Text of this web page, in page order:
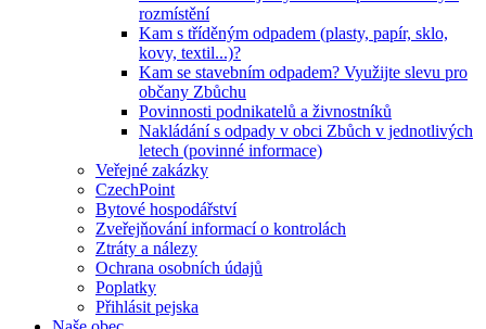
rozmístění
Kam s tříděným odpadem (plasty, papír, sklo,
kovy, textil...)?
Kam se stavebním odpadem? Využijte slevu pro
občany Zbůchu
Povinnosti podnikatelů a živnostníků
Nakládání s odpady v obci Zbůch v jednotlivých
letech (povinné informace)
Veřejné zakázky
CzechPoint
Bytové hospodářství
Zveřejňování informací o kontrolách
Ztráty a nálezy
Ochrana osobních údajů
Poplatky
Přihlásit pejska